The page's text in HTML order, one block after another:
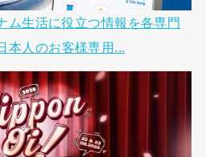
ム生活に役立つ情報を各専門
本人のお客様専用...